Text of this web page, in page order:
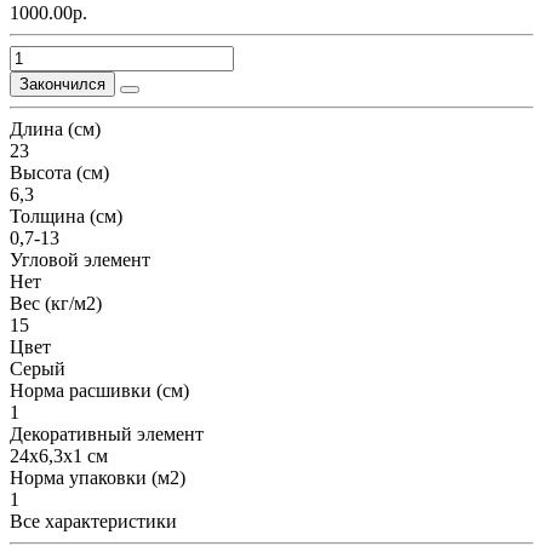
1000.00р.
Закончился
Длина (см)
23
Высота (см)
6,3
Толщина (см)
0,7-13
Угловой элемент
Нет
Вес (кг/м2)
15
Цвет
Серый
Норма расшивки (см)
1
Декоративный элемент
24х6,3х1 см
Норма упаковки (м2)
1
Все характеристики